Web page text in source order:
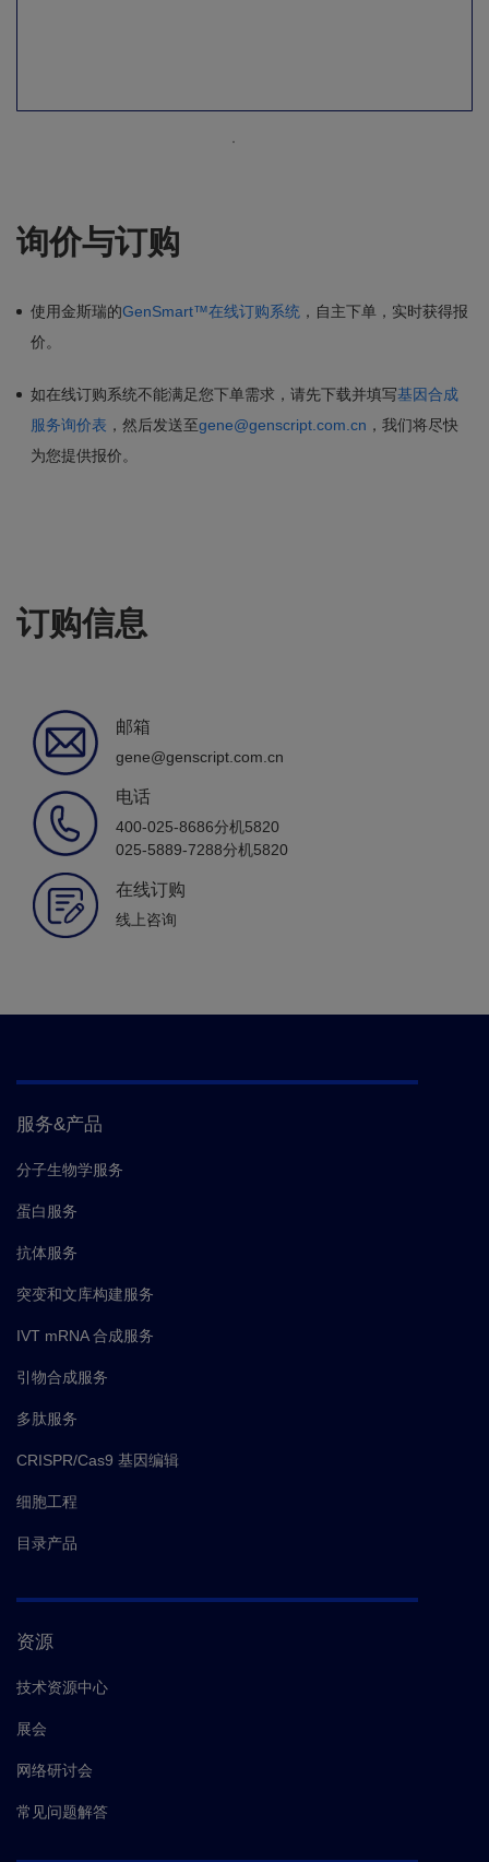
询价与订购
使用金斯瑞的GenSmart™在线订购系统 ，自主下单，实时获得报
价。
如在线订购系统不能满足您下单需求，请先下载并填写基因合成
服务询价表 ，然后发送至gene@genscript.com.cn ，我们将尽快
为您提供报价。
订购信息
邮箱
gene@genscript.com.cn
电话
400-025-8686分机5820
025-5889-7288分机5820
在线订购
线上咨询
服务&产品
分子生物学服务
蛋白服务
抗体服务
突变和文库构建服务
IVT mRNA 合成服务
引物合成服务
多肽服务
CRISPR/Cas9 基因编辑
细胞工程
目录产品
资源
技术资源中心
展会
网络研讨会
常见问题解答